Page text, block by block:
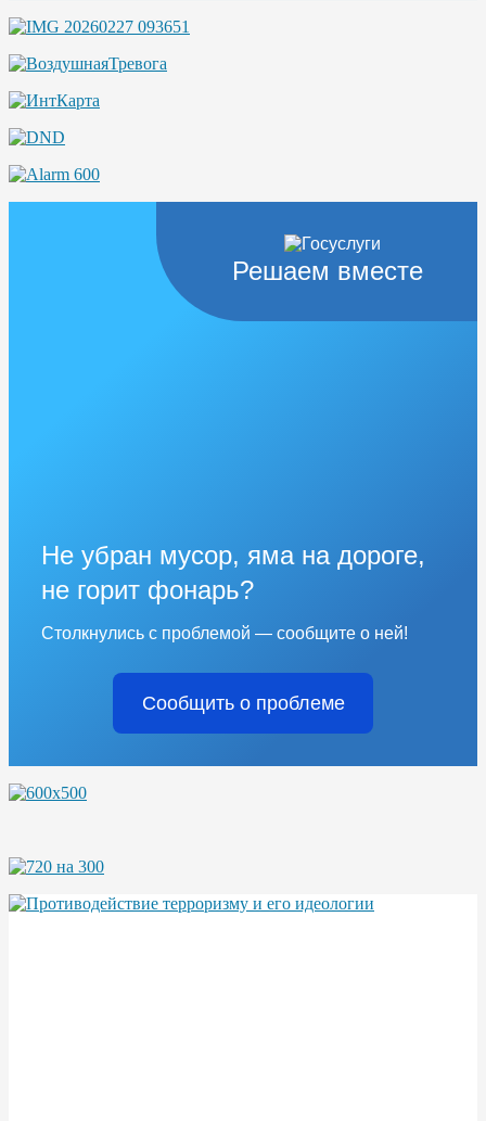
Решаем вместе
Не убран мусор, яма на дороге,
не горит фонарь?
Столкнулись с проблемой — сообщите о ней!
Сообщить о проблеме